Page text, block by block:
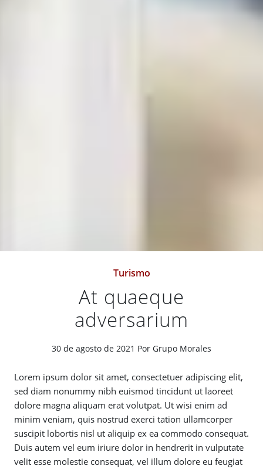
Categories
Turismo
At quaeque
adversarium
30 de agosto de 2021 Por Grupo Morales
Lorem ipsum dolor sit amet, consectetuer adipiscing elit,
sed diam nonummy nibh euismod tincidunt ut laoreet
dolore magna aliquam erat volutpat. Ut wisi enim ad
minim veniam, quis nostrud exerci tation ullamcorper
suscipit lobortis nisl ut aliquip ex ea commodo consequat.
Duis autem vel eum iriure dolor in hendrerit in vulputate
velit esse molestie consequat, vel illum dolore eu feugiat